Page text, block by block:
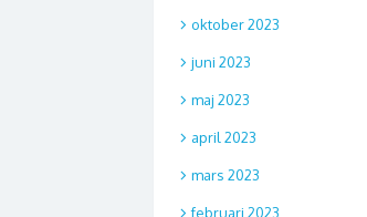
oktober 2023
juni 2023
maj 2023
april 2023
mars 2023
februari 2023